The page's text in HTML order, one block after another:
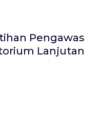
Pengawas
Lanjutan